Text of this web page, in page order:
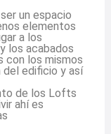
un espacio
elementos
a los
los acabados
con los mismos
edificio y así
de los Lofts
ahí es